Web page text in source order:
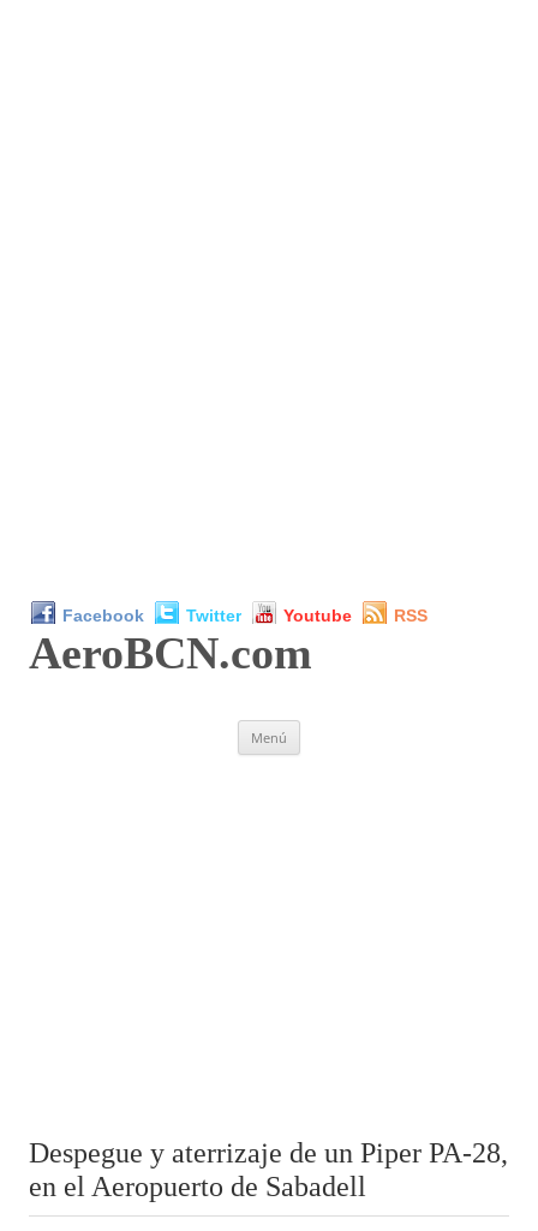
Facebook Twitter Youtube RSS
AeroBCN.com
Menú
Despegue y aterrizaje de un Piper PA-28,
en el Aeropuerto de Sabadell